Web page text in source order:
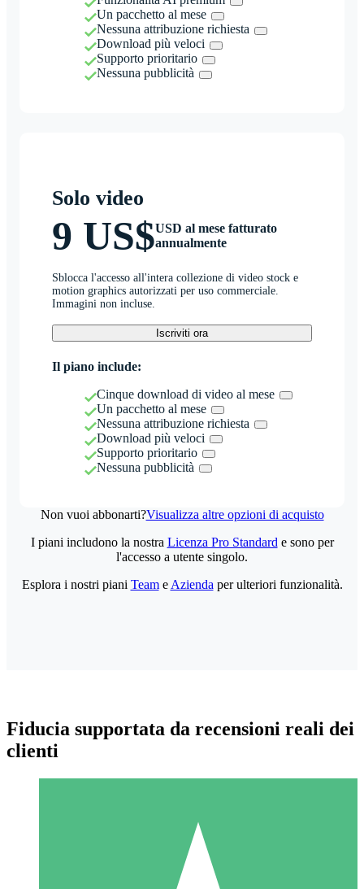
Un pacchetto al mese
Nessuna attribuzione richiesta
Download più veloci
Supporto prioritario
Nessuna pubblicità
Solo video
9 US$USD al mese fatturato
annualmente
Sblocca l'accesso all'intera collezione di video stock e
motion graphics autorizzati per uso commerciale.
Immagini non incluse.
Iscriviti ora
Il piano include:
Cinque download di video al mese
Un pacchetto al mese
Nessuna attribuzione richiesta
Download più veloci
Supporto prioritario
Nessuna pubblicità
Non vuoi abbonarti?Visualizza altre opzioni di acquisto
Pacchetti di Crediti Individuali
I piani includono la nostra Licenza Pro Standard e sono per
l'accesso a utente singolo.
Esplora i nostri piani Teame Azienda per ulteriori funzionalità.
Fiducia supportata da recensioni reali dei
clienti